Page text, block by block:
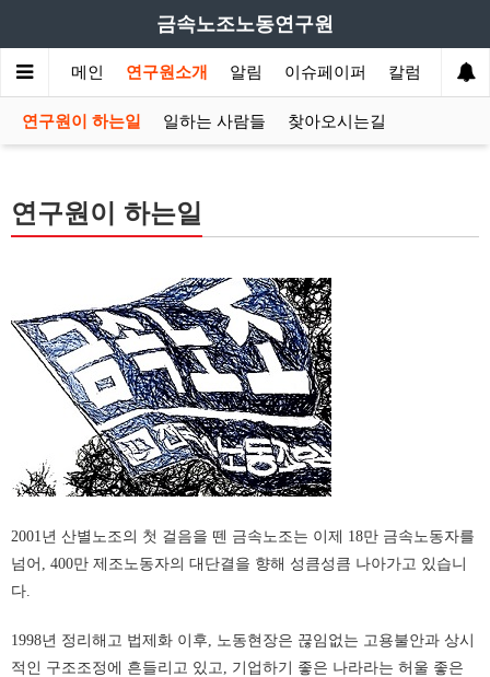
금속노조노동연구원
메인 연구원소개 알림 이슈페이퍼 칼럼 산업
연구원이 하는일 일하는 사람들 찾아오시는길
연구원이 하는일
2001년 산별노조의 첫 걸음을 뗀 금속노조는 이제 18만 금속노동자를
넘어, 400만 제조노동자의 대단결을 향해 성큼성큼 나아가고 있습니
다.
1998년 정리해고 법제화 이후, 노동현장은 끊임없는 고용불안과 상시
적인 구조조정에 흔들리고 있고, 기업하기 좋은 나라라는 허울 좋은